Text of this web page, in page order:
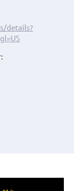
details?